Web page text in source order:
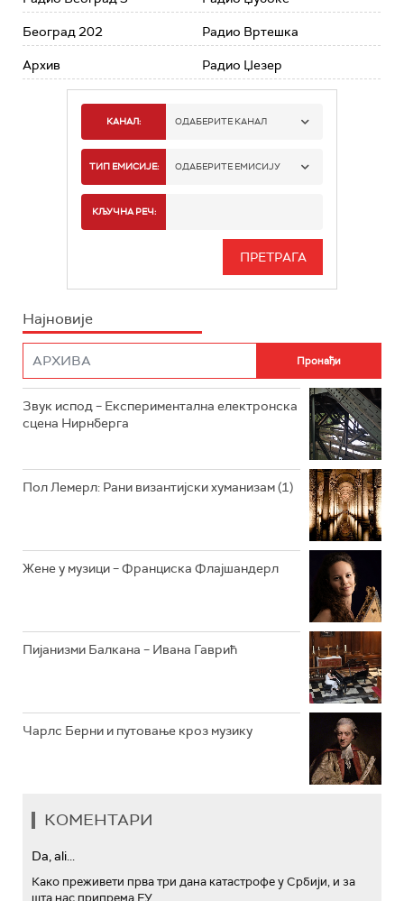
Београд 202
Архив
Радио Вртешка
Радио Џезер
КАНАЛ: ОДАБЕРИТЕ КАНАЛ
РАДИО БЕОГРАД 1
РАДИО БЕОГРАД 3
РАДИО РОКЕНРОЛЕР
РАДИО ЏЕЗЕР
ТИП ЕМИСИЈЕ: ОДАБЕРИТЕ ЕМИСИЈУ
ИНФО
КЉУЧНА РЕЧ:
Најновије
Звук испод – Експериментална електронска
сцена Нирнберга
Пол Лемерл: Рани византијски хуманизам (1)
Жене у музици – Франциска Флајшандерл
Пијанизми Балкана – Ивана Гаврић
Чарлс Берни и путовање кроз музику
КОМЕНТАРИ
Da, ali...
Како преживети прва три дана катастрофе у Србији, и за
шта нас припрема ЕУ